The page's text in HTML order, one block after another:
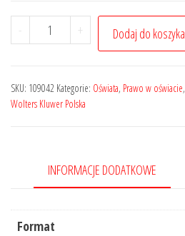
-
ilość
Dyrektor
-
Nr
+ Dodaj do koszyka
SKU: 109042 Kategorie: Oświata, Prawo w oświacie,
Wolters Kluwer Polska
INFORMACJE DODATKOWE
Format